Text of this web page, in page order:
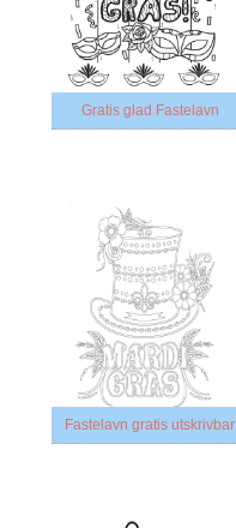
Gratis glad Fastelavn
Fastelavn gratis utskrivbar